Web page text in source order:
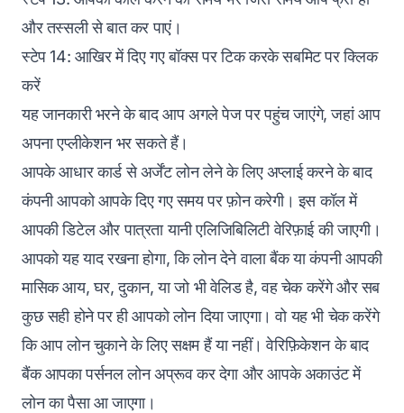
और तस्सली से बात कर पाएं।
स्टेप 14: आखिर में दिए गए बॉक्‍स पर टिक करके सबमिट पर क्लिक
करें
यह जानकारी भरने के बाद आप अगले पेज पर पहुंच जाएंगे, जहां आप
अपना एप्लीकेशन भर सकते हैं।
आपके आधार कार्ड से अर्जेंट लोन लेने के लिए अप्लाई करने के बाद
कंपनी आपको आपके दिए गए समय पर फ़ोन करेगी। इस कॉल में
आपकी डिटेल और पात्रता यानी एलिजिबिलिटी वेरिफ़ाई की जाएगी।
आपको यह याद रखना होगा, कि लोन देने वाला बैंक या कंपनी आपकी
मासिक आय, घर, दुकान, या जो भी वेलिड है, वह चेक करेंगे और सब
कुछ सही होने पर ही आपको लोन दिया जाएगा। वो यह भी चेक करेंगे
कि आप लोन चुकाने के लिए सक्षम हैं या नहीं। वेरिफ़िकेशन के बाद
बैंक आपका पर्सनल लोन अप्रूव कर देगा और आपके अकाउंट में
लोन का पैसा आ जाएगा।